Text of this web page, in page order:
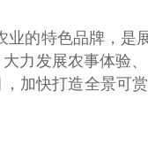
业的特色品牌，
力发展农事体验
加快打造全景可